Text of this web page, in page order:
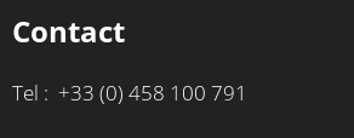
Contact
Tel : +33 (0) 458 100 791